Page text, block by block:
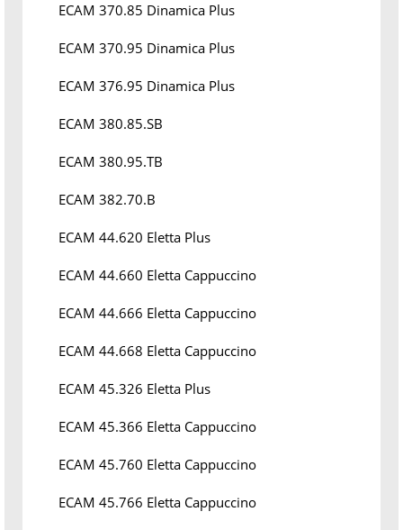
ECAM 370.85 Dinamica Plus
ECAM 370.95 Dinamica Plus
ECAM 376.95 Dinamica Plus
ECAM 380.85.SB
ECAM 380.95.TB
ECAM 382.70.B
ECAM 44.620 Eletta Plus
ECAM 44.660 Eletta Cappuccino
ECAM 44.666 Eletta Cappuccino
ECAM 44.668 Eletta Cappuccino
ECAM 45.326 Eletta Plus
ECAM 45.366 Eletta Cappuccino
ECAM 45.760 Eletta Cappuccino
ECAM 45.766 Eletta Cappuccino